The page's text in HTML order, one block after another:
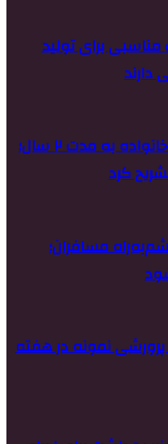
برای تولید
دارند
گروگان‌گیری اعضای یک خانواده به مدت ۲ سال؛
کرد
مسافران؛
نمونه در هفته